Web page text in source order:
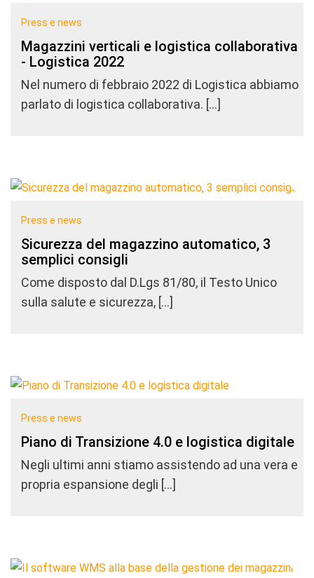
Press e news
Magazzini verticali e logistica collaborativa
- Logistica 2022
Nel numero di febbraio 2022 di Logistica abbiamo
parlato di logistica collaborativa. […]
Press e news
Sicurezza del magazzino automatico, 3
semplici consigli
Come disposto dal D.Lgs 81/80, il Testo Unico
sulla salute e sicurezza, […]
Press e news
Piano di Transizione 4.0 e logistica digitale
Negli ultimi anni stiamo assistendo ad una vera e
propria espansione degli […]